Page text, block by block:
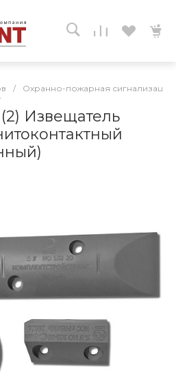
/ Охранно-пожарная сигнализация
Извещатель